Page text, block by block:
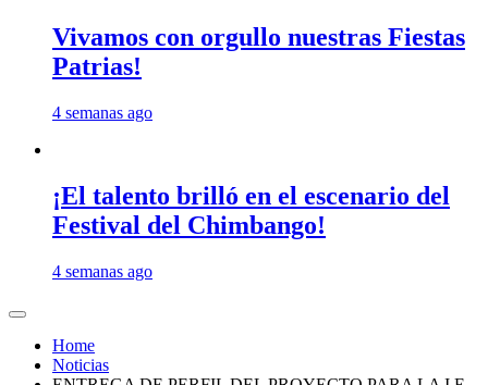
Vivamos con orgullo nuestras Fiestas
Patrias!
4 semanas ago
¡El talento brilló en el escenario del
Festival del Chimbango!
4 semanas ago
Home
Noticias